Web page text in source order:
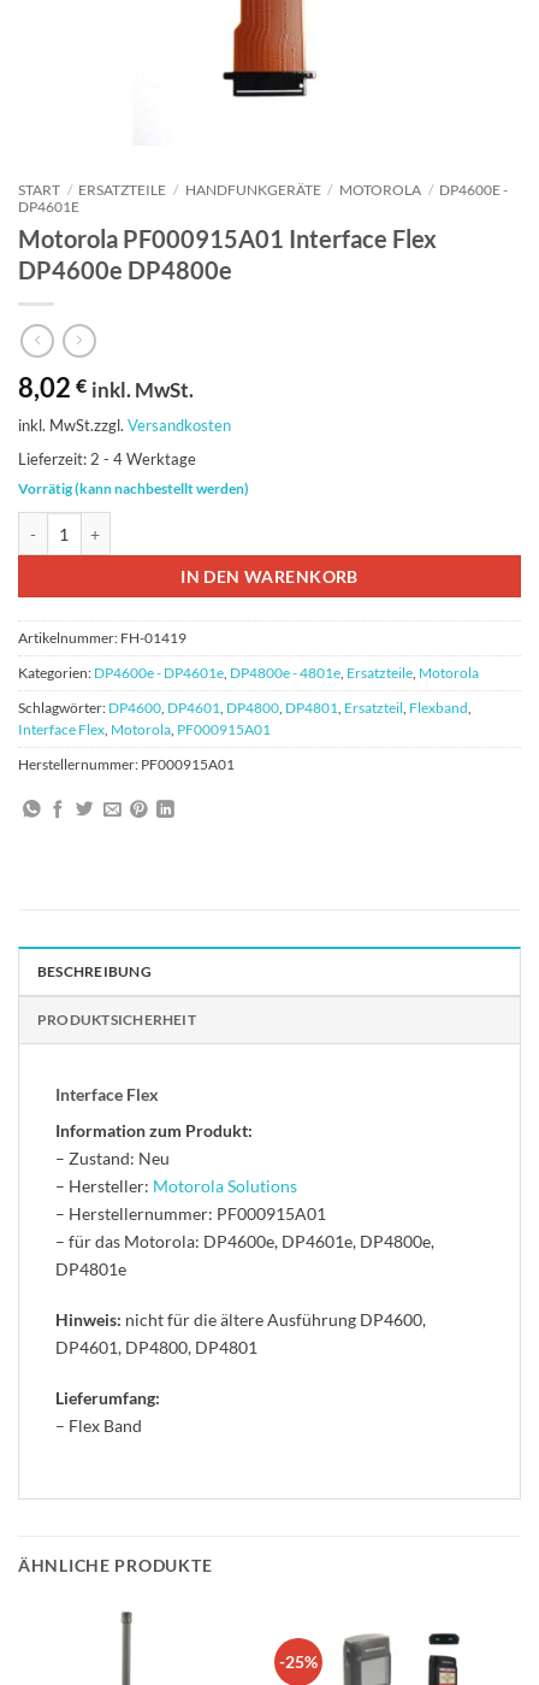
START / ERSATZTEILE / HANDFUNKGERÄTE / MOTOROLA / DP4600E -
DP4601E
Motorola PF000915A01 Interface Flex
DP4600e DP4800e
8,02 € inkl. MwSt.
inkl. MwSt.zzgl. Versandkosten
Lieferzeit:2 - 4 Werktage
Vorrätig (kann nachbestellt werden)
IN DEN WARENKORB
Artikelnummer: FH-01419
Kategorien: DP4600e - DP4601e DP4800e - 4801e Ersatzteile Motorola
Schlagwörter: DP4600 DP4601 DP4800 DP4801 Ersatzteil Flexband
Interface Flex Motorola PF000915A01
Herstellernummer: PF000915A01
BESCHREIBUNG
PRODUKTSICHERHEIT
Interface Flex
Information zum Produkt:
– Zustand: Neu
– Hersteller: Motorola Solutions
– Herstellernummer: PF000915A01
– für das Motorola: DP4600e, DP4601e, DP4800e,
DP4801e
Hinweis: nicht für die ältere Ausführung DP4600,
DP4601, DP4800, DP4801
Lieferumfang:
– Flex Band
ÄHNLICHE PRODUKTE
-25%